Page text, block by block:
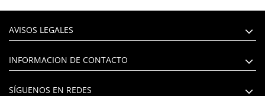
AVISOS LEGALES
INFORMACION DE CONTACTO
SÍGUENOS EN REDES